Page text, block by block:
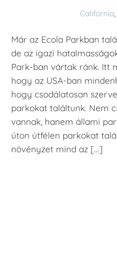
California,
Már az Ecola Parkban
de az igazi
Park-ban vártak ránk. Itt
hogy az USA-ban
hogy csodálatosan
parkokat találtunk. Nem
vannak, hanem állami
úton útfélen parkokat
növényzet mind az […]